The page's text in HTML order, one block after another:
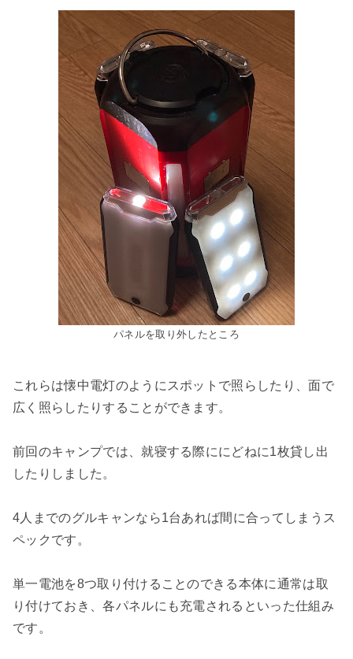
パネルを取り外したところ
これらは懐中電灯のようにスポットで照らしたり、面で
広く照らしたりすることができます。
前回のキャンプでは、就寝する際ににどねに1枚貸し出
したりしました。
4人までのグルキャンなら1台あれば間に合ってしまうス
ペックです。
単一電池を8つ取り付けることのできる本体に通常は取
り付けておき、各パネルにも充電されるといった仕組み
です。